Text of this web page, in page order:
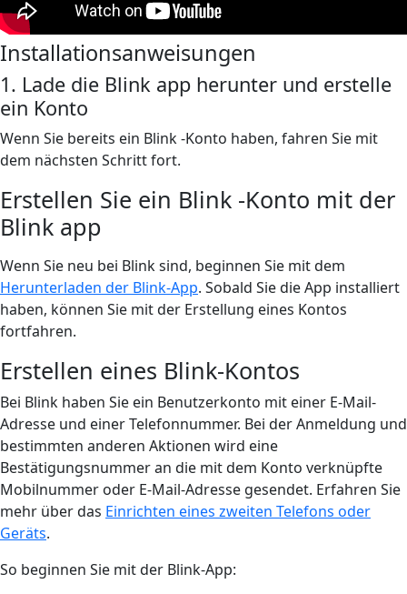
Installationsanweisungen
1. Lade die Blink app herunter und erstelle
ein Konto
Wenn Sie bereits ein Blink -Konto haben, fahren Sie mit
dem nächsten Schritt fort.
Erstellen Sie ein Blink -Konto mit der
Blink app
Wenn Sie neu bei Blink sind, beginnen Sie mit dem
Herunterladen der Blink-App. Sobald Sie die App installiert
haben, können Sie mit der Erstellung eines Kontos
fortfahren.
Erstellen eines Blink-Kontos
Bei Blink haben Sie ein Benutzerkonto mit einer E-Mail-
Adresse und einer Telefonnummer. Bei der Anmeldung und
bestimmten anderen Aktionen wird eine
Bestätigungsnummer an die mit dem Konto verknüpfte
Mobilnummer oder E-Mail-Adresse gesendet. Erfahren Sie
mehr über das Einrichten eines zweiten Telefons oder
Geräts.
So beginnen Sie mit der Blink-App: